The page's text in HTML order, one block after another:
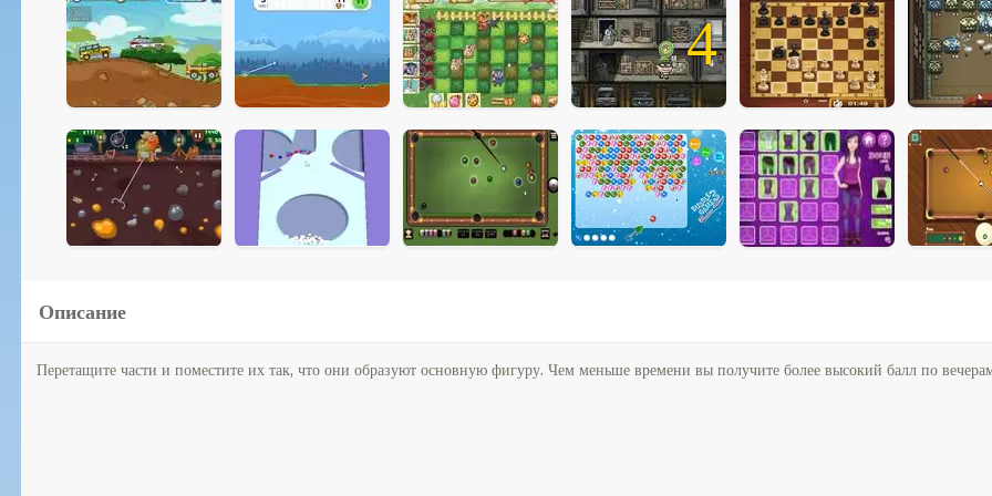
4
Описание
Перетащите части и поместите их так, что они образуют основную фигуру. Чем меньше времени вы получите более высокий балл по